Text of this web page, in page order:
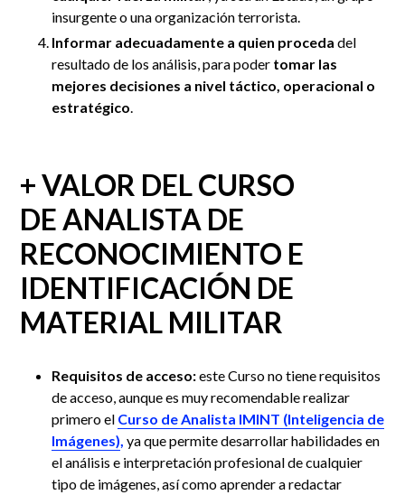
insurgente o una organización terrorista.
Informar adecuadamente a quien proceda del
resultado de los análisis, para poder tomar las
mejores decisiones a nivel táctico, operacional o
estratégico.
+ VALOR DEL CURSO
DE ANALISTA DE
RECONOCIMIENTO E
IDENTIFICACIÓN DE
MATERIAL MILITAR
Requisitos de acceso:este Curso no tiene requisitos
de acceso, aunque es muy recomendable realizar
primero el Curso de Analista IMINT (Inteligencia de
Imágenes), ya que permite desarrollar habilidades en
el análisis e interpretación profesional de cualquier
tipo de imágenes, así como aprender a redactar